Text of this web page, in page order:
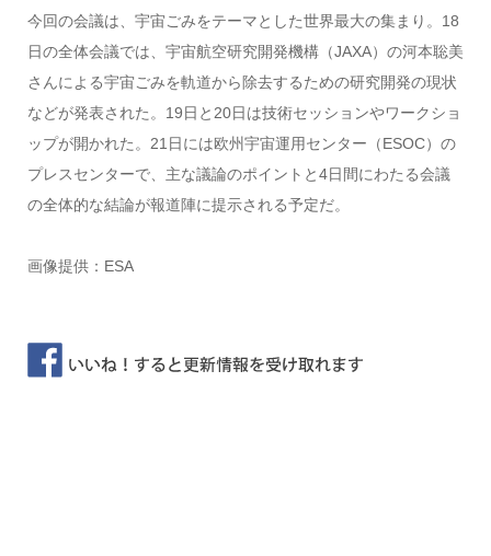
今回の会議は、宇宙ごみをテーマとした世界最大の集まり。18
日の全体会議では、宇宙航空研究開発機構（JAXA）の河本聡美
さんによる宇宙ごみを軌道から除去するための研究開発の現状
などが発表された。19日と20日は技術セッションやワークショ
ップが開かれた。21日には欧州宇宙運用センター（ESOC）の
プレスセンターで、主な議論のポイントと4日間にわたる会議
の全体的な結論が報道陣に提示される予定だ。
画像提供：ESA